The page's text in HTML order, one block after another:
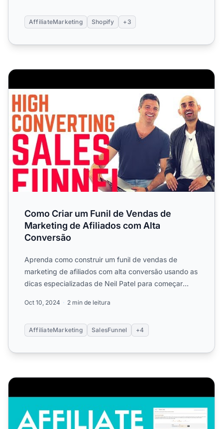
AffiliateMarketing Shopify +3
Como Criar um Funil de Vendas de Marketing de
Como Criar um Funil de Vendas de
Marketing de Afiliados com Alta
Conversão
Aprenda como construir um funil de vendas de
marketing de afiliados com alta conversão usando as
dicas especializadas de Neil Patel para começar
Oct 10, 2024 2 min de leitura
AffiliateMarketing SalesFunnel +4
Como Criar um Link de Afiliado da Amazon